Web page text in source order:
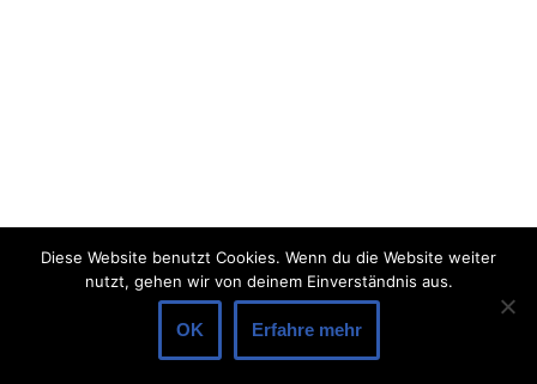
| Präsentiert vonWordPress
Diese Website benutzt Cookies. Wenn du die Website weiter
nutzt, gehen wir von deinem Einverständnis aus.
OK Erfahre mehr